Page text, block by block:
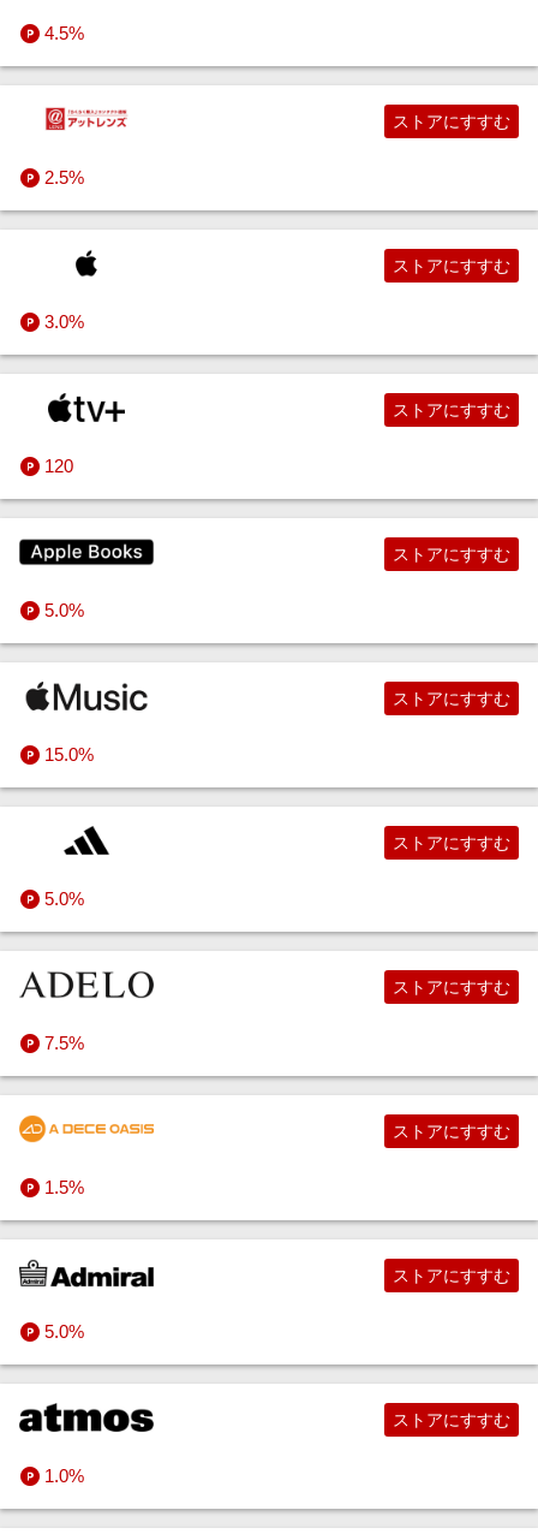
4.5%
2.5%
ストアにすすむ
3.0%
ストアにすすむ
120
ストアにすすむ
5.0%
ストアにすすむ
15.0%
ストアにすすむ
5.0%
ストアにすすむ
7.5%
ストアにすすむ
1.5%
ストアにすすむ
5.0%
ストアにすすむ
1.0%
ストアにすすむ